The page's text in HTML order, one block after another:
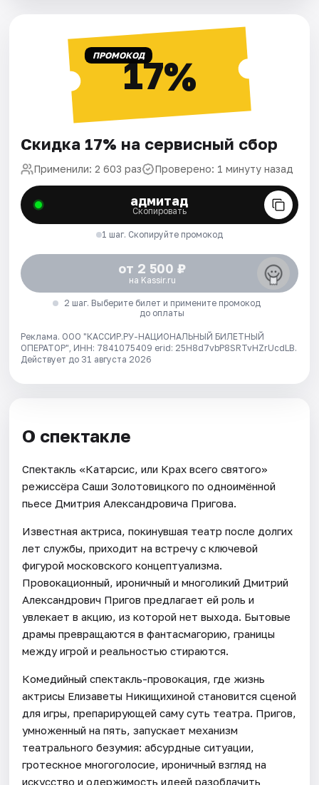
ПРОМОКОД17%
Скидка 17% на сервисный сбор
Применили: 2 603 раз Проверено: 1 минуту назад
адмитад
Скопировать
1 шаг. Скопируйте промокод
от 2 500 ₽
на Kassir.ru
2 шаг. Выберите билет и примените промокод
до оплаты
Реклама. ООО "КАССИР.РУ-НАЦИОНАЛЬНЫЙ БИЛЕТНЫЙ
ОПЕРАТОР", ИНН: 7841075409 erid: 25H8d7vbP8SRTvHZrUcdLB.
Действует до 31 августа 2026
О спектакле
Спектакль «Катарсис, или Крах всего святого»
режиссёра Саши Золотовицкого по одноимённой
пьесе Дмитрия Александровича Пригова.
Известная актриса, покинувшая театр после долгих
лет службы, приходит на встречу с ключевой
фигурой московского концептуализма.
Провокационный, ироничный и многоликий Дмитрий
Александрович Пригов предлагает ей роль и
увлекает в акцию, из которой нет выхода. Бытовые
драмы превращаются в фантасмагорию, границы
между игрой и реальностью стираются.
Комедийный спектакль-провокация, где жизнь
актрисы Елизаветы Никищихиной становится сценой
для игры, препарирующей саму суть театра. Пригов,
умноженный на пять, запускает механизм
театрального безумия: абсурдные ситуации,
гротескное многоголосие, ироничный взгляд на
искусство и одержимость идеей разоблачить